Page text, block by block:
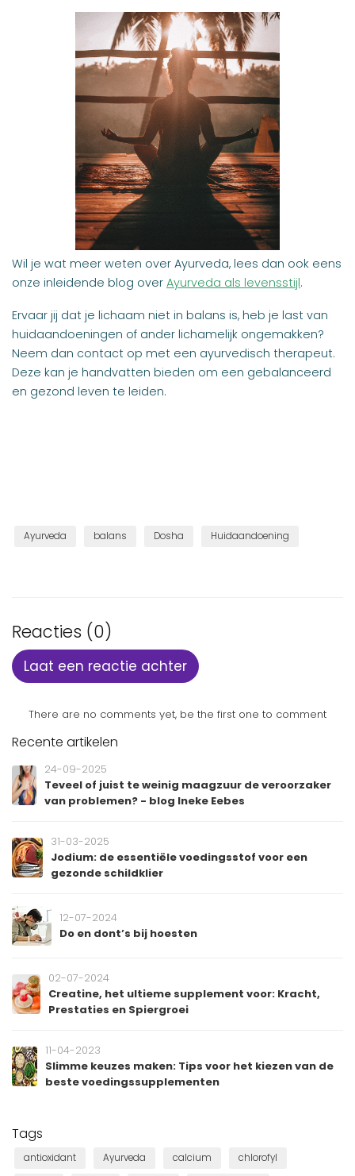
Wil je wat meer weten over Ayurveda, lees dan ook eens
onze inleidende blog over Ayurveda als levensstijl.
Ervaar jij dat je lichaam niet in balans is, heb je last van
huidaandoeningen of ander lichamelijk ongemakken?
Neem dan contact op met een ayurvedisch therapeut.
Deze kan je handvatten bieden om een gebalanceerd
en gezond leven te leiden.
Ayurveda balans Dosha Huidaandoening
Reacties (0)
Laat een reactie achter
There are no comments yet, be the first one to comment
Recente artikelen
24-09-2025
Teveel of juist te weinig maagzuur de veroorzaker
van problemen? - blog Ineke Eebes
31-03-2025
Jodium: de essentiële voedingsstof voor een
gezonde schildklier
12-07-2024
Do en dont’s bij hoesten
02-07-2024
Creatine, het ultieme supplement voor: Kracht,
Prestaties en Spiergroei
11-04-2023
Slimme keuzes maken: Tips voor het kiezen van de
beste voedingssupplementen
Tags
antioxidant Ayurveda calcium chlorofyl